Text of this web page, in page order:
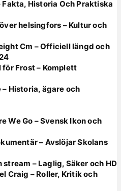
Fakta, Historia Och Praktiska
helsingfors – Kultur och
Cm – Officiell längd och
Frost – Komplett
– Historia, ägare och
We Go – Svensk Ikon och
– Avslöjar Skolans
stream – Laglig, Säker och HD
Craig – Roller, Kritik och